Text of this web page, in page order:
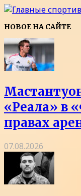
НОВОЕ НА САЙТЕ
«Реала» в
правах
07.08.2026